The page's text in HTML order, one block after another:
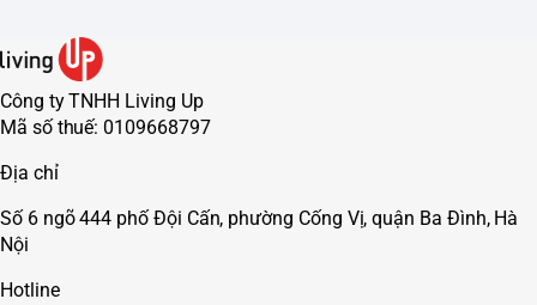
Công ty TNHH Living Up
Mã số thuế: 0109668797
Địa chỉ
Số 6 ngõ 444 phố Đội Cấn, phường Cống Vị, quận Ba Đình, Hà
Nội
Hotline